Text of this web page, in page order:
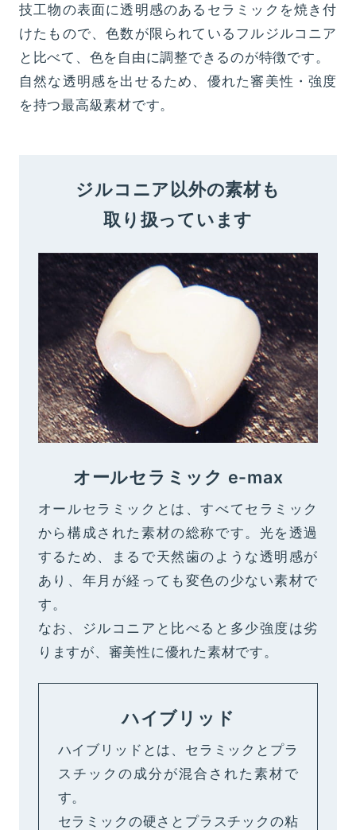
技工物の表面に透明感のあるセラミックを焼き付
けたもので、色数が限られているフルジルコニア
と比べて、色を自由に調整できるのが特徴です。
自然な透明感を出せるため、優れた審美性・強度
を持つ最高級素材です。
ジルコニア以外の素材も
取り扱っています
オールセラミック e-max
オールセラミックとは、すべてセラミック
から構成された素材の総称です。光を透過
するため、まるで天然歯のような透明感が
あり、年月が経っても変色の少ない素材で
す。
なお、ジルコニアと比べると多少強度は劣
りますが、審美性に優れた素材です。
ハイブリッド
ハイブリッドとは、セラミックとプラ
スチックの成分が混合された素材で
す。
セラミックの硬さとプラスチックの粘